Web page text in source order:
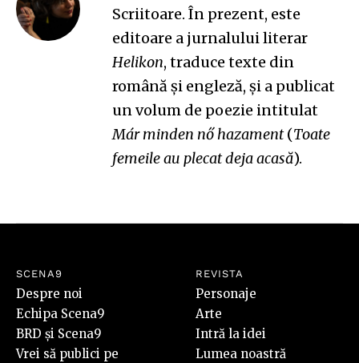
Scriitoare. În prezent, este
editoare a jurnalului literar
Helikon, traduce texte din
română și engleză, și a publicat
un volum de poezie intitulat
Már minden nő hazament(Toate
femeile au plecat deja acasă).
SCENA9
Despre noi
Echipa Scena9
BRD și Scena9
Vrei să publici pe
REVISTA
Personaje
Arte
Intră la idei
Lumea noastră